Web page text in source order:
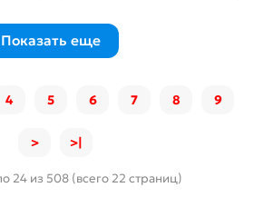
Показать еще
4 5 6 7 8 9
> >|
24 из 508 (всего 22 страниц)